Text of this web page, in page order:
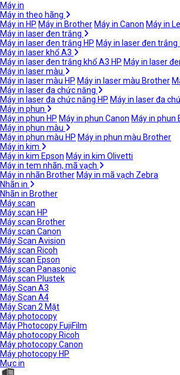
Máy in
Máy in theo hãng
Máy in HP Máy in Brother Máy in Canon Máy in
Máy in laser đen trắng
Máy in laser đen trắng HP Máy in laser đen trắng
Máy in laser khổ A3
Máy in laser đen trắng khổ A3 HP Máy in laser
Máy in laser màu
Máy in laser màu HP Máy in laser màu Brother
Máy in laser đa chức năng
Máy in laser đa chức năng HP Máy in laser đa
Máy in phun
Máy in phun HP Máy in phun Canon Máy in phun
Máy in phun màu
Máy in phun màu HP Máy in phun màu Brother
Máy in kim
Máy in kim Epson Máy in kim Olivetti
Máy in tem nhãn, mã vạch
Máy in nhãn Brother Máy in mã vạch Zebra
Nhãn in
Nhãn in Brother
Máy scan
Máy scan HP
Máy scan Brother
Máy scan Canon
Máy Scan Avision
Máy scan Ricoh
Máy scan Epson
Máy scan Panasonic
Máy scan Plustek
Máy Scan A3
Máy Scan A4
Máy Scan 2 Mặt
Máy photocopy
Máy Photocopy FujiFilm
Máy photocopy Ricoh
Máy photocopy Canon
Máy photocopy HP
Mực in